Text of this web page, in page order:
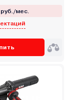
руб./мес.